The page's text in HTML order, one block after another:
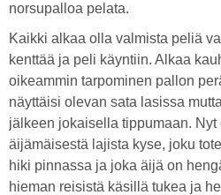
norsupalloa pelata.
Kaikki alkaa olla valmista peliä
kenttää ja peli käyntiin. Alkaa
oikeammin tarpominen pallon
näyttäisi olevan sata lasissa
jälkeen jokaisella tippumaan. Nyt
äijämäisestä lajista kyse, joku
hiki pinnassa ja joka äijä on
hieman reisistä käsillä tukea ja